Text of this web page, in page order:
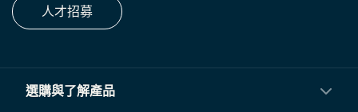
人才招募
選購與了解產品